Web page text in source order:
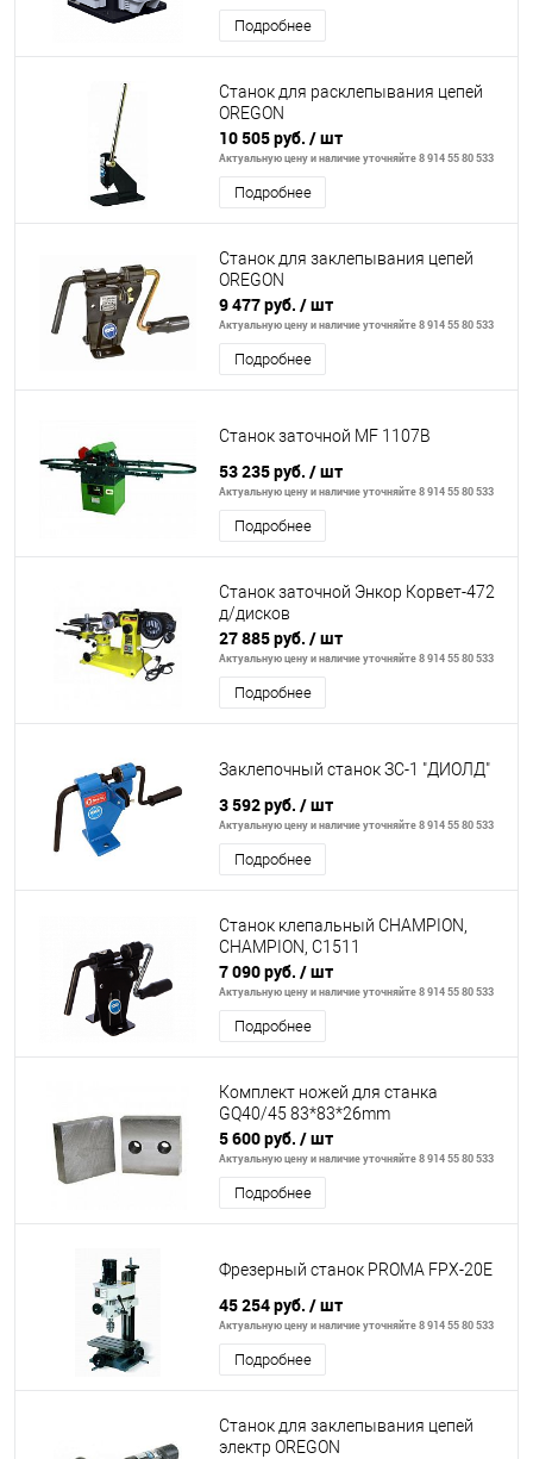
Подробнее
Станок для расклепывания цепей
OREGON
10 505 руб. / шт
Актуальную цену и наличие уточняйте 8 914 55 80 533
Подробнее
Станок для заклепывания цепей
OREGON
9 477 руб. / шт
Актуальную цену и наличие уточняйте 8 914 55 80 533
Подробнее
Станок заточной MF 1107В
53 235 руб. / шт
Актуальную цену и наличие уточняйте 8 914 55 80 533
Подробнее
Станок заточной Энкор Корвет-472
д/дисков
27 885 руб. / шт
Актуальную цену и наличие уточняйте 8 914 55 80 533
Подробнее
Заклепочный станок ЗС-1 "ДИОЛД"
3 592 руб. / шт
Актуальную цену и наличие уточняйте 8 914 55 80 533
Подробнее
Станок клепальный CHAMPION,
CHAMPION, C1511
7 090 руб. / шт
Актуальную цену и наличие уточняйте 8 914 55 80 533
Подробнее
Комплект ножей для станка
GQ40/45 83*83*26mm
5 600 руб. / шт
Актуальную цену и наличие уточняйте 8 914 55 80 533
Подробнее
Фрезерный станок PROMA FPX-20E
45 254 руб. / шт
Актуальную цену и наличие уточняйте 8 914 55 80 533
Подробнее
Станок для заклепывания цепей
электр OREGON